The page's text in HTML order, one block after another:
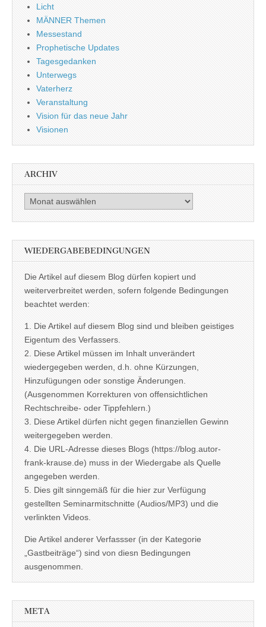
Licht
MÄNNER Themen
Messestand
Prophetische Updates
Tagesgedanken
Unterwegs
Vaterherz
Veranstaltung
Vision für das neue Jahr
Visionen
ARCHIV
Archiv
WIEDERGABEBEDINGUNGEN
Die Artikel auf diesem Blog dürfen kopiert und
weiterverbreitet werden, sofern folgende Bedingungen
beachtet werden:
1. Die Artikel auf diesem Blog sind und bleiben geistiges
Eigentum des Verfassers.
2. Diese Artikel müssen im Inhalt unverändert
wiedergegeben werden, d.h. ohne Kürzungen,
Hinzufügungen oder sonstige Änderungen.
(Ausgenommen Korrekturen von offensichtlichen
Rechtschreibe- oder Tippfehlern.)
3. Diese Artikel dürfen nicht gegen finanziellen Gewinn
weitergegeben werden.
4. Die URL-Adresse dieses Blogs (https://blog.autor-
frank-krause.de) muss in der Wiedergabe als Quelle
angegeben werden.
5. Dies gilt sinngemäß für die hier zur Verfügung
gestellten Seminarmitschnitte (Audios/MP3) und die
verlinkten Videos.
Die Artikel anderer Verfassser (in der Kategorie
„Gastbeiträge“) sind von diesn Bedingungen
ausgenommen.
META